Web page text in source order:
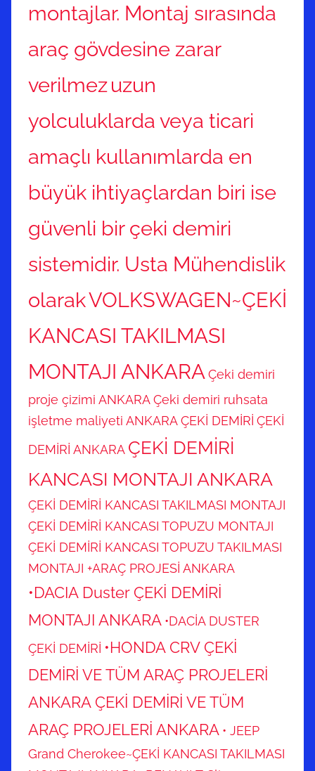
montajlar. Montaj sırasında
araç gövdesine zarar
verilmezuzun
yolculuklarda veya ticari
amaçlı kullanımlarda en
büyük ihtiyaçlardan biri ise
güvenli bir çeki demiri
sistemidir. Usta Mühendislik
olarakVOLKSWAGEN~ÇEKİ
KANCASI TAKILMASI
MONTAJI ANKARAÇeki demiri
proje çizimi ANKARAÇeki demiri ruhsata
işletme maliyeti ANKARAÇEKİ DEMİRİ ÇEKİ
DEMİRİ ANKARA ÇEKİ DEMİRİ
KANCASI MONTAJI ANKARA
ÇEKİ DEMİRİ KANCASI TAKILMASI MONTAJI
ÇEKİ DEMİRİ KANCASI TOPUZU MONTAJI
ÇEKİ DEMİRİ KANCASI TOPUZU TAKILMASI
MONTAJI +ARAÇ PROJESİ ANKARA
•DACIA Duster ÇEKİ DEMİRİ
MONTAJI ANKARA •DACİA DUSTER
ÇEKİ DEMİRİ •HONDA CRV ÇEKİ
DEMİRİ VE TÜM ARAÇ PROJELERİ
ANKARA ÇEKİ DEMİRİ VE TÜM
ARAÇ PROJELERİ ANKARA • JEEP
Grand Cherokee~ÇEKİ KANCASI TAKILMASI